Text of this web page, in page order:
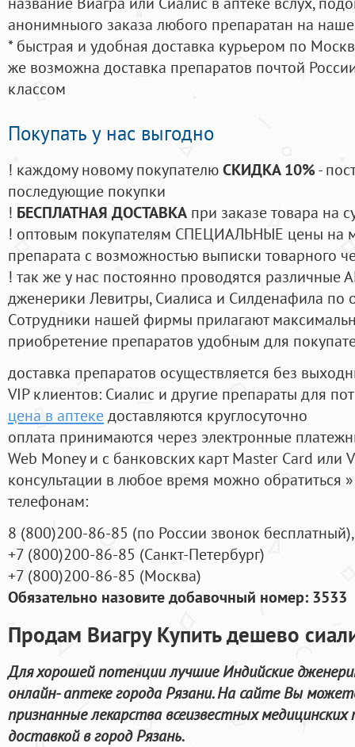
анонимныого заказа любого препаратан на
* быстрая и удобная доставка курьером по
же возможна доставка препаратов почтой
классом
Покупать у нас выгодно
! каждому новому покупателюСКИДКА 10%-
последующие покупки
! БЕСПЛАТНАЯ ДОСТАВКА при заказе товара на
! оптовым покупателям СПЕЦИАЛЬНЫЕ цены на
препарата с возможностью выписки товарного
! так же у нас постоянно проводятся
дженерики Левитры, Сиалиса и Силденафила по
Cотрудники нашей фирмы прилагают
приобретение препаратов удобным для
доставка препаратов осуществляется без
VIP клиентов: Сиалис и другие препараты для
цена в аптекедоставляются круглосуточно
оплата принимаются через электронные
Web Money и с банковских карт Master Card или
консультации в любое время можно обратиться
телефонам:
8 (800)200-86-85 (по России звонок бесплатный),
+7 (800)200-86-85 (Санкт-Петербург)
+7 (800)200-86-85 (Москва)
Обязательно назовите добавочный номер: 3533
Продам Виагру Купить дешево
Для хорошей потенции лучшие Индийские
онлайн- аптеке города Рязани. На сайте Вы
признанные лекарства всеизвестных
доставкой в город Рязань.